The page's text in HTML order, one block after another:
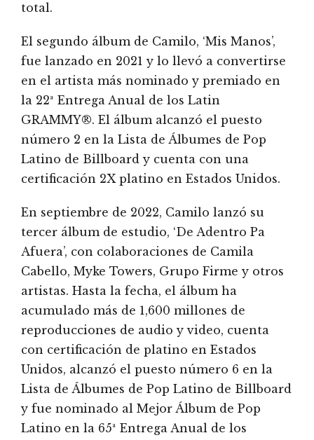
total.
El segundo álbum de Camilo, ‘Mis Manos’,
fue lanzado en 2021 y lo llevó a convertirse
en el artista más nominado y premiado en
la 22ª Entrega Anual de los Latin
GRAMMY®. El álbum alcanzó el puesto
número 2 en la Lista de Álbumes de Pop
Latino de Billboard y cuenta con una
certificación 2X platino en Estados Unidos.
En septiembre de 2022, Camilo lanzó su
tercer álbum de estudio, ‘De Adentro Pa
Afuera’, con colaboraciones de Camila
Cabello, Myke Towers, Grupo Firme y otros
artistas. Hasta la fecha, el álbum ha
acumulado más de 1,600 millones de
reproducciones de audio y video, cuenta
con certificación de platino en Estados
Unidos, alcanzó el puesto número 6 en la
Lista de Álbumes de Pop Latino de Billboard
y fue nominado al Mejor Álbum de Pop
Latino en la 65ª Entrega Anual de los